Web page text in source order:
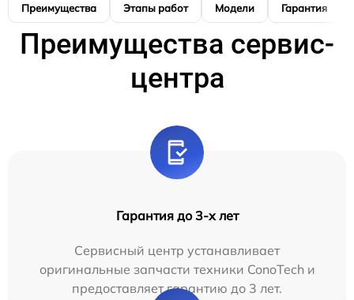
Преимущества Этапы работ Модели Гарантия
Преимущества сервис-
центра
Гарантия до 3-х лет
Сервисный центр устанавливает
оригинальные запчасти техники ConoTech и
предоставляет гарантию до 3 лет.